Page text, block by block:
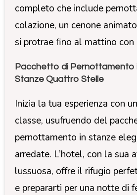
completo che include
colazione, un cenone
si protrae fino al mattino con
Pacchetto di Pernottamento
Stanze Quattro Stelle
Inizia la tua esperienza con
classe, usufruendo del
pernottamento in stanze
arredate. L’hotel, con la sua
lussuosa, offre il rifugio
e prepararti per una notte di